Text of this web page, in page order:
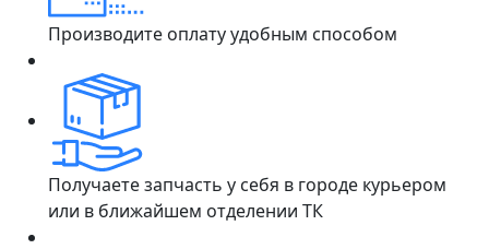
Производите оплату удобным способом
Получаете запчасть у себя в городе курьером
или в ближайшем отделении ТК